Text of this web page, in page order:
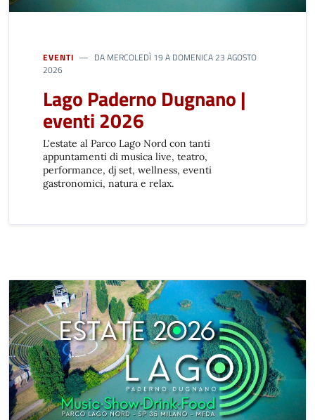
EVENTI
DA MERCOLEDÌ 19 A DOMENICA 23 AGOSTO
2026
Lago Paderno Dugnano |
eventi 2026
L'estate al Parco Lago Nord con tanti
appuntamenti di musica live, teatro,
performance, dj set, wellness, eventi
gastronomici, natura e relax.